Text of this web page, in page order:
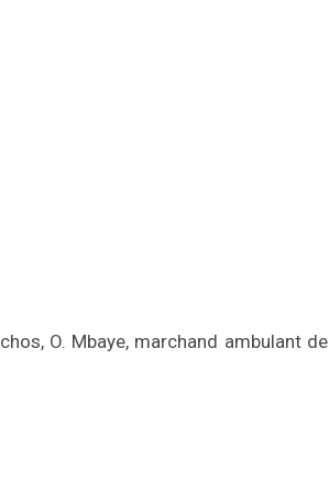
O. Mbaye, marchand ambulant de